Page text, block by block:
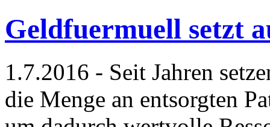
Geldfuermuell setzt
1.7.2016 - Seit Jahren
die Menge an entsorgten